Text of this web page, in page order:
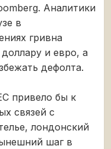
Аналитики
в
гривна
и евро, а
дефолта.
привело бы к
связей с
лондонский
шаг в